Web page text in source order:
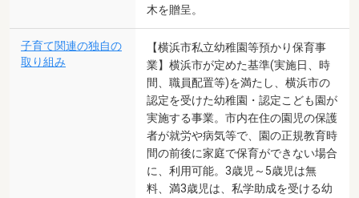
木を贈呈。
子育て関連の独自の
取り組み
【横浜市私立幼稚園等預かり保育事
業】横浜市が定めた基準(実施日、時
間、職員配置等)を満たし、横浜市の
認定を受けた幼稚園・認定こども園が
実施する事業。市内在住の園児の保護
者が就労や病気等で、園の正規教育時
間の前後に家庭で保育ができない場合
に、利用可能。3歳児～5歳児は無
料、満3歳児は、私学助成を受ける幼